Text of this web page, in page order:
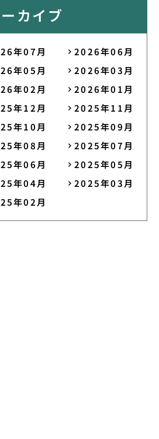
カイブ
年07月
2026年06月
年05月
2026年03月
年02月
2026年01月
年12月
2025年11月
年10月
2025年09月
年08月
2025年07月
年06月
2025年05月
年04月
2025年03月
年02月